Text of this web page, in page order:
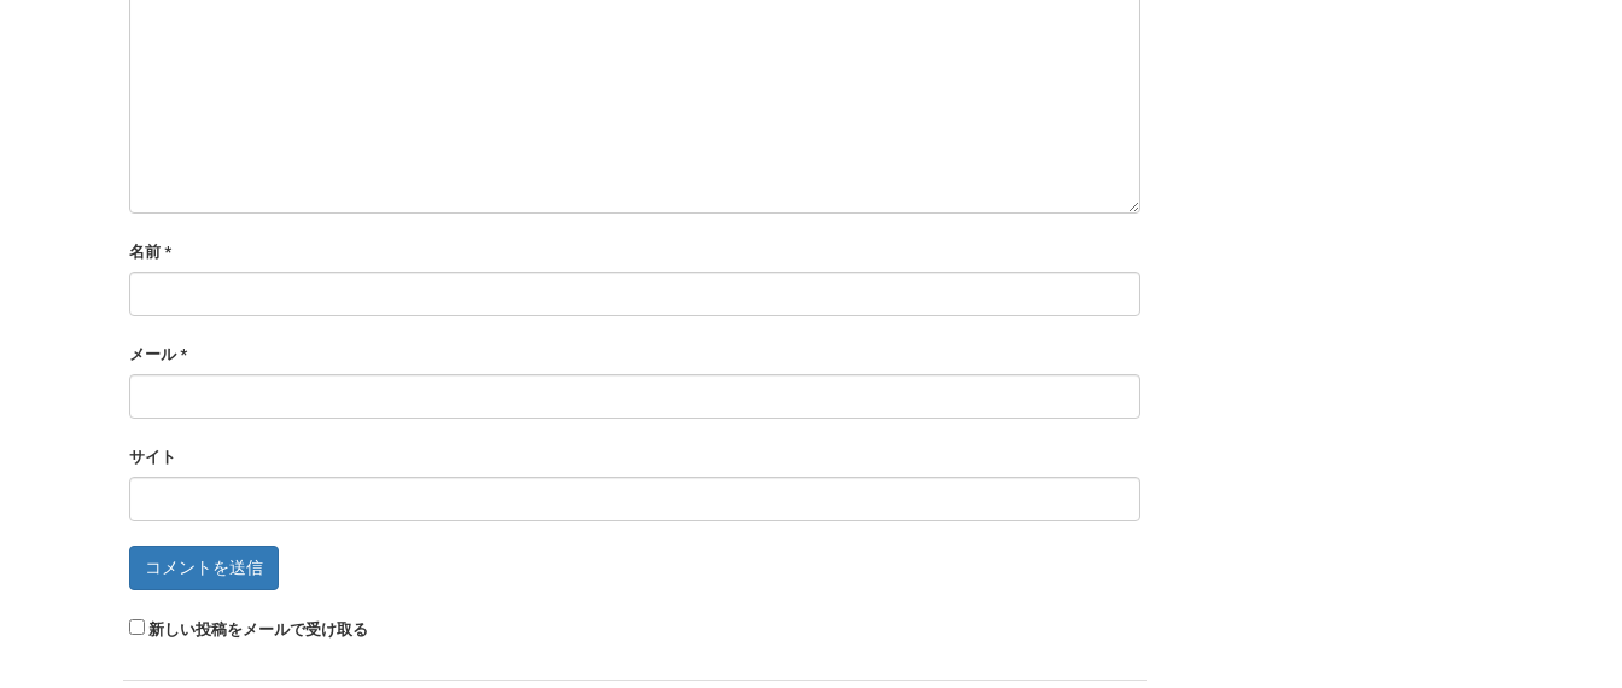
名前 *
メール*
サイト
新しい投稿をメールで受け取る